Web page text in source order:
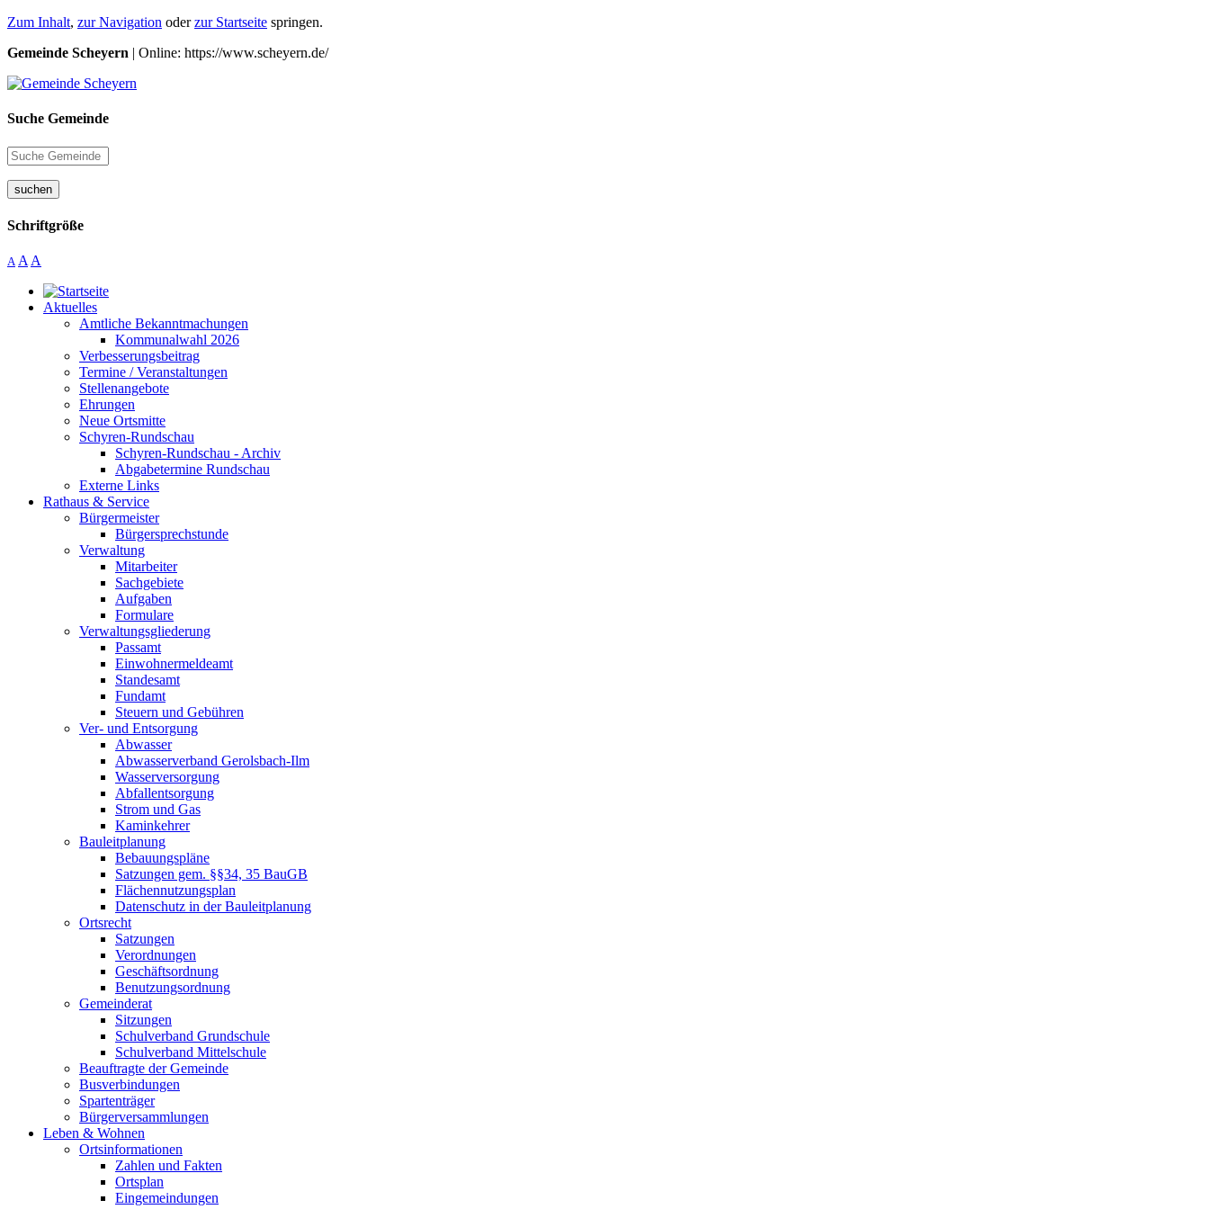
Zum Inhalt, zur Navigation oderzur Startseite springen.
Gemeinde Scheyern | Online: https://www.scheyern.de/
Suche Gemeinde
suchen
Schriftgröße
A A A
Aktuelles
Amtliche Bekanntmachungen
Kommunalwahl 2026
Verbesserungsbeitrag
Termine / Veranstaltungen
Stellenangebote
Ehrungen
Neue Ortsmitte
Schyren-Rundschau
Schyren-Rundschau - Archiv
Abgabetermine Rundschau
Externe Links
Rathaus & Service
Bürgermeister
Bürgersprechstunde
Verwaltung
Mitarbeiter
Sachgebiete
Aufgaben
Formulare
Verwaltungsgliederung
Passamt
Einwohnermeldeamt
Standesamt
Fundamt
Steuern und Gebühren
Ver- und Entsorgung
Abwasser
Abwasserverband Gerolsbach-Ilm
Wasserversorgung
Abfallentsorgung
Strom und Gas
Kaminkehrer
Bauleitplanung
Bebauungspläne
Satzungen gem. §§34, 35 BauGB
Flächennutzungsplan
Datenschutz in der Bauleitplanung
Ortsrecht
Satzungen
Verordnungen
Geschäftsordnung
Benutzungsordnung
Gemeinderat
Sitzungen
Schulverband Grundschule
Schulverband Mittelschule
Beauftragte der Gemeinde
Busverbindungen
Spartenträger
Bürgerversammlungen
Leben & Wohnen
Ortsinformationen
Zahlen und Fakten
Ortsplan
Eingemeindungen